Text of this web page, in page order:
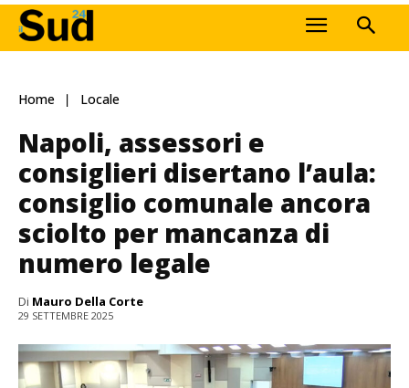
Home Locale
Napoli, assessori e
consiglieri disertano l’aula:
consiglio comunale ancora
sciolto per mancanza di
numero legale
Di Mauro Della Corte
29 SETTEMBRE 2025